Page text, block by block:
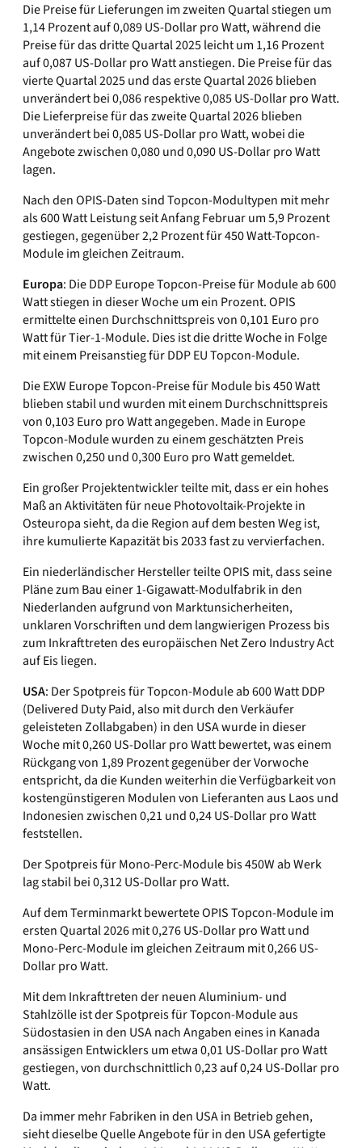
Die Preise für Lieferungen im zweiten Quartal stiegen um
1,14 Prozent auf 0,089 US-Dollar pro Watt, während die
Preise für das dritte Quartal 2025 leicht um 1,16 Prozent
auf 0,087 US-Dollar pro Watt anstiegen. Die Preise für das
vierte Quartal 2025 und das erste Quartal 2026 blieben
unverändert bei 0,086 respektive 0,085 US-Dollar pro Watt.
Die Lieferpreise für das zweite Quartal 2026 blieben
unverändert bei 0,085 US-Dollar pro Watt, wobei die
Angebote zwischen 0,080 und 0,090 US-Dollar pro Watt
lagen.
Nach den OPIS-Daten sind Topcon-Modultypen mit mehr
als 600 Watt Leistung seit Anfang Februar um 5,9 Prozent
gestiegen, gegenüber 2,2 Prozent für 450 Watt-Topcon-
Module im gleichen Zeitraum.
Europa: Die DDP Europe Topcon-Preise für Module ab 600
Watt stiegen in dieser Woche um ein Prozent. OPIS
ermittelte einen Durchschnittspreis von 0,101 Euro pro
Watt für Tier-1-Module. Dies ist die dritte Woche in Folge
mit einem Preisanstieg für DDP EU Topcon-Module.
Die EXW Europe Topcon-Preise für Module bis 450 Watt
blieben stabil und wurden mit einem Durchschnittspreis
von 0,103 Euro pro Watt angegeben. Made in Europe
Topcon-Module wurden zu einem geschätzten Preis
zwischen 0,250 und 0,300 Euro pro Watt gemeldet.
Ein großer Projektentwickler teilte mit, dass er ein hohes
Maß an Aktivitäten für neue Photovoltaik-Projekte in
Osteuropa sieht, da die Region auf dem besten Weg ist,
ihre kumulierte Kapazität bis 2033 fast zu vervierfachen.
Ein niederländischer Hersteller teilte OPIS mit, dass seine
Pläne zum Bau einer 1-Gigawatt-Modulfabrik in den
Niederlanden aufgrund von Marktunsicherheiten,
unklaren Vorschriften und dem langwierigen Prozess bis
zum Inkrafttreten des europäischen Net Zero Industry Act
auf Eis liegen.
USA: Der Spotpreis für Topcon-Module ab 600 Watt DDP
(Delivered Duty Paid, also mit durch den Verkäufer
geleisteten Zollabgaben) in den USA wurde in dieser
Woche mit 0,260 US-Dollar pro Watt bewertet, was einem
Rückgang von 1,89 Prozent gegenüber der Vorwoche
entspricht, da die Kunden weiterhin die Verfügbarkeit von
kostengünstigeren Modulen von Lieferanten aus Laos und
Indonesien zwischen 0,21 und 0,24 US-Dollar pro Watt
feststellen.
Der Spotpreis für Mono-Perc-Module bis 450W ab Werk
lag stabil bei 0,312 US-Dollar pro Watt.
Auf dem Terminmarkt bewertete OPIS Topcon-Module im
ersten Quartal 2026 mit 0,276 US-Dollar pro Watt und
Mono-Perc-Module im gleichen Zeitraum mit 0,266 US-
Dollar pro Watt.
Mit dem Inkrafttreten der neuen Aluminium- und
Stahlzölle ist der Spotpreis für Topcon-Module aus
Südostasien in den USA nach Angaben eines in Kanada
ansässigen Entwicklers um etwa 0,01 US-Dollar pro Watt
gestiegen, von durchschnittlich 0,23 auf 0,24 US-Dollar pro
Watt.
Da immer mehr Fabriken in den USA in Betrieb gehen,
sieht dieselbe Quelle Angebote für in den USA gefertigte